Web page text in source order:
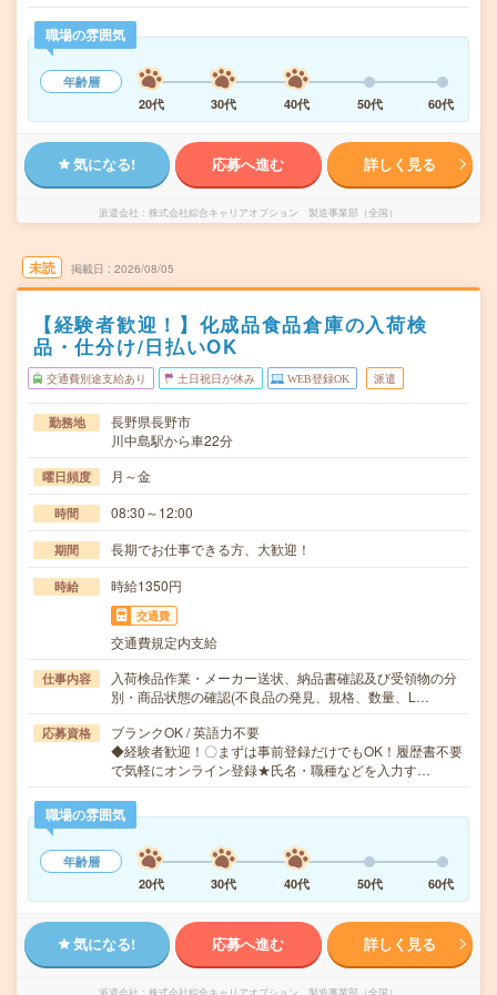
職場の雰囲気
年齢層
20代
30代 40代 50代 60代
気になる! 応募へ進む 詳しく見る
派遣会社 株式会社綜合キャリアオプション 製造事業部（全国）
未読 掲載日 2026/08/05
【経験者歓迎！】化成品食品倉庫の入荷検
品・仕分け/日払いOK
交通費別途支給あり 土日祝日が休み WEB登録OK 派遣
勤務地
長野県長野市
川中島駅から車22分
曜日頻度 月～金
時間 08:30～12:00
期間 長期でお仕事できる方、大歓迎！
時給 時給1350円
交通費
交通費規定内支給
仕事内容
入荷検品作業・メーカー送状、納品書確認及び受領物の分
別・商品状態の確認(不良品の発見、規格、数量、L…
応募資格
ブランクOK / 英語力不要
◆経験者歓迎！〇まずは事前登録だけでもOK！履歴書不要
で気軽にオンライン登録★氏名・職種などを入力す…
職場の雰囲気
年齢層
20代
30代 40代 50代 60代
気になる! 応募へ進む 詳しく見る